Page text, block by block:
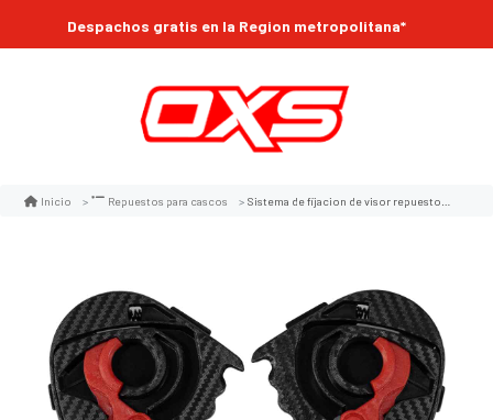
Despachos gratis en la Region metropolitana*
Inicio Repuestos para cascos Sistema de fijacion de visor repuesto para casco moto shaft 526sp